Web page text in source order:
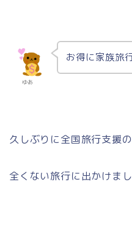
ゆあ
お得に家族旅
久しぶりに全国旅行支援
全くない旅行に出かけま